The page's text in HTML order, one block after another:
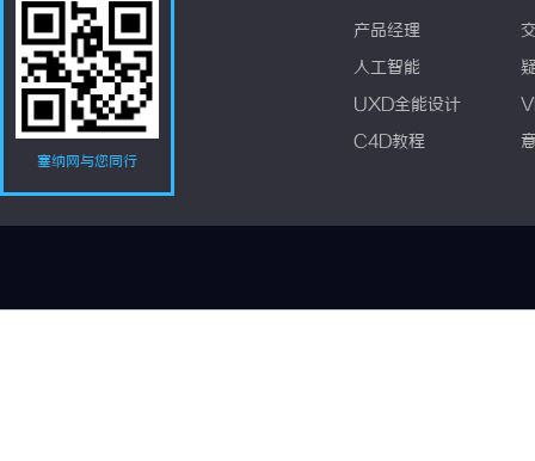
塞纳网与您同行
产品经理
人工智能
UXD全能设计
C4D教程